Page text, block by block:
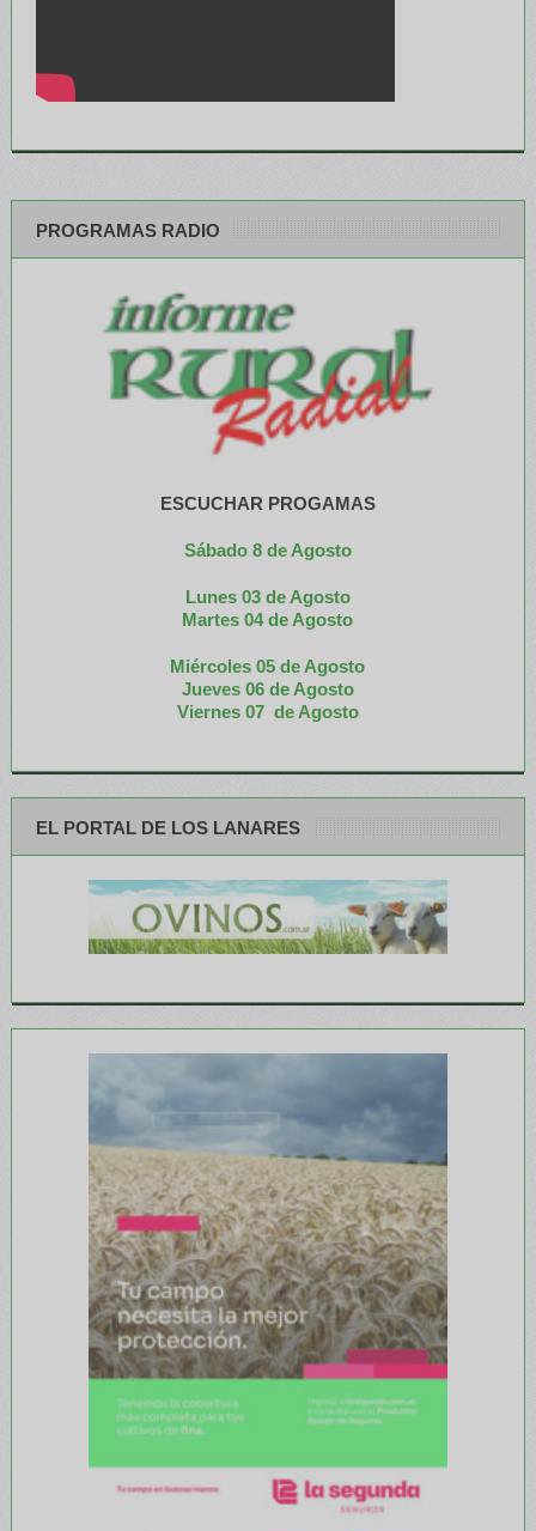
PROGRAMAS RADIO
ESCUCHAR PROGAMAS
Sábado 8 de Agosto
Lunes 03 de Agosto
Martes 04 de Agosto
Miércoles 05 de Agosto
Jueves 06 de Agosto
Viernes 07 de Agosto
EL PORTAL DE LOS LANARES